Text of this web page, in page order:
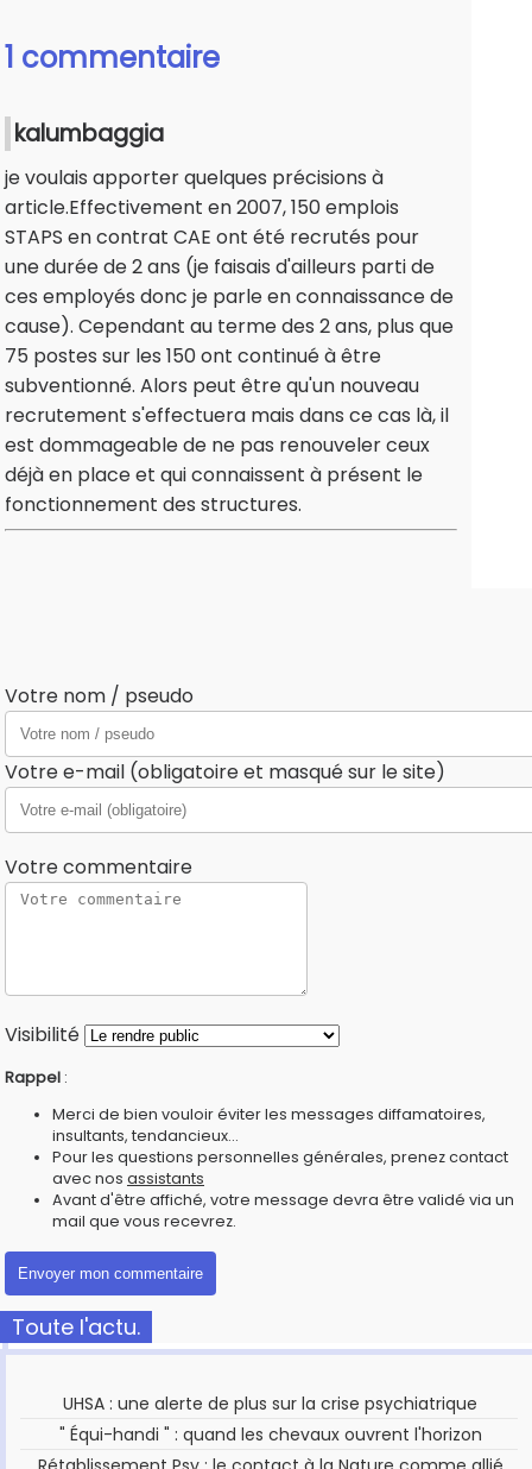
1 commentaire
kalumbaggia
je voulais apporter quelques précisions à
article.Effectivement en 2007, 150 emplois
STAPS en contrat CAE ont été recrutés pour
une durée de 2 ans (je faisais d'ailleurs parti de
ces employés donc je parle en connaissance de
cause). Cependant au terme des 2 ans, plus que
75 postes sur les 150 ont continué à être
subventionné. Alors peut être qu'un nouveau
recrutement s'effectuera mais dans ce cas là, il
est dommageable de ne pas renouveler ceux
déjà en place et qui connaissent à présent le
fonctionnement des structures.
Votre nom / pseudo
Votre e-mail (obligatoire et masqué sur le site)
Votre commentaire
Visibilité
Rappel :
Merci de bien vouloir éviter les messages diffamatoires,
insultants, tendancieux...
Pour les questions personnelles générales, prenez contact
avec nos assistants
Avant d'être affiché, votre message devra être validé via un
mail que vous recevrez.
Toute l'actu.
UHSA : une alerte de plus sur la crise psychiatrique
" Équi-handi " : quand les chevaux ouvrent l'horizon